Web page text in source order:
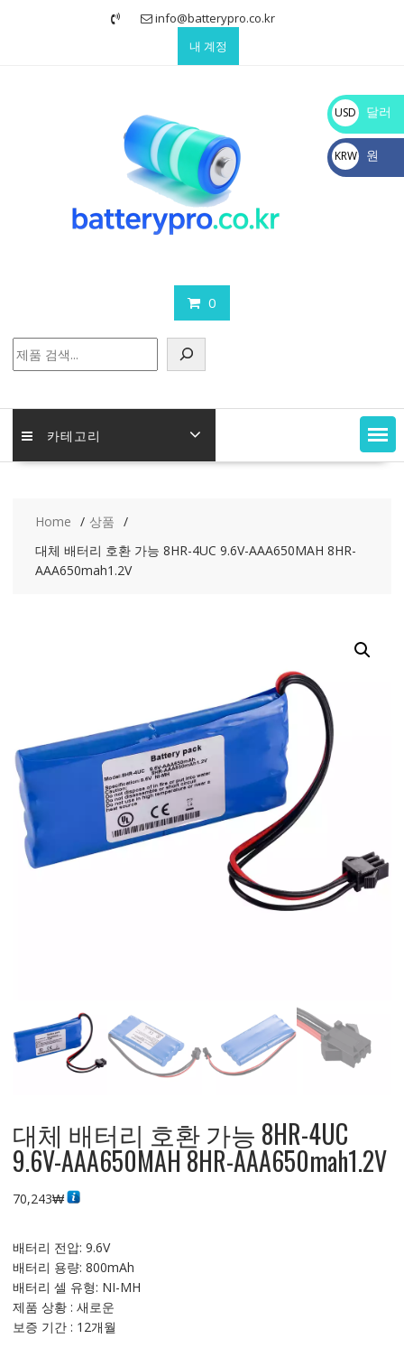
info@batterypro.co.kr
내 계정
0
색
카테고리
Home
상품
대체 배터리 호환 가능 8HR-4UC 9.6V-AAA650MAH 8HR-
AAA650mah1.2V
대체 배터리 호환 가능 8HR-4UC
9.6V-AAA650MAH 8HR-AAA650mah1.2V
70,243₩
배터리 전압: 9.6V
배터리 용량: 800mAh
배터리 셀 유형: NI-MH
제품 상황 : 새로운
보증 기간 : 12개월
USD
$
달러
KRW
₩
원